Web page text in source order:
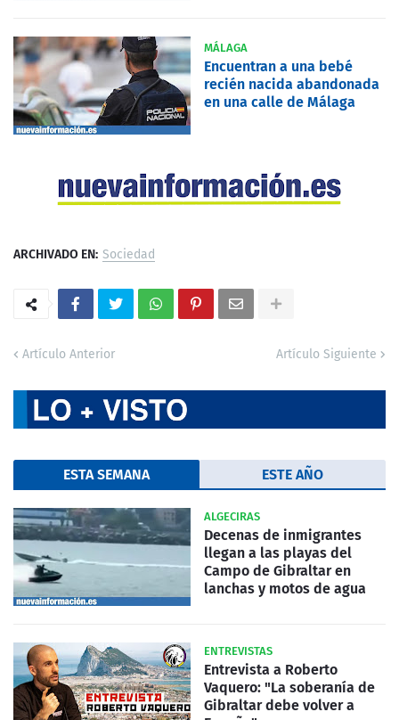
MÁLAGA
Encuentran a una bebé
recién nacida abandonada
en una calle de Málaga
ARCHIVADO EN: Sociedad
Artículo Anterior Artículo Siguiente
ESTA SEMANA ESTE AÑO
ALGECIRAS
Decenas de inmigrantes
llegan a las playas del
Campo de Gibraltar en
lanchas y motos de agua
ENTREVISTAS
Entrevista a Roberto
Vaquero: "La soberanía de
Gibraltar debe volver a